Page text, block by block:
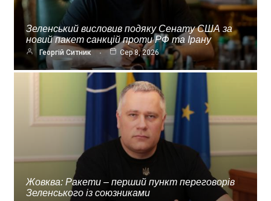
Зеленський висловив подяку Сенату США за
новий пакет санкцій проти РФ та Ірану
Георгій Ситник Сер 8, 2026
Жовква: Ракети – перший пункт переговорів
Зеленського із союзниками